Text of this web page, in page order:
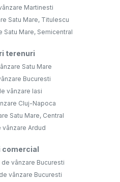
Martinesti
Satu Mare, Titulescu
Satu Mare, Semicentral
terenuri
Satu Mare
Bucuresti
vânzare Iasi
Cluj-Napoca
Satu Mare, Central
vânzare Ardud
comercial
vânzare Bucuresti
vânzare Bucuresti